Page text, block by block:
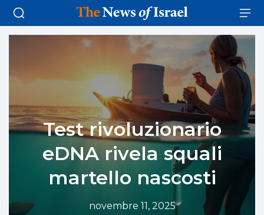
Test rivoluzionario
eDNA rivela squali
martello nascosti
novembre 11, 2025